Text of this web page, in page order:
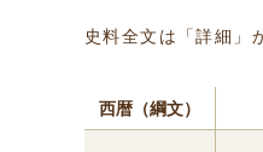
史料全文は「詳細」
西暦（綱文）